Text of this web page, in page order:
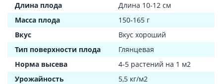
Длина плода
Длина 10-12 см
Масса плода
150-165 г
Вкус
Вкус хороший
Тип поверхности плода
Глянцевая
Норма высева
4-5 растений на 1 м2
Урожайность
5,5 кг/м2